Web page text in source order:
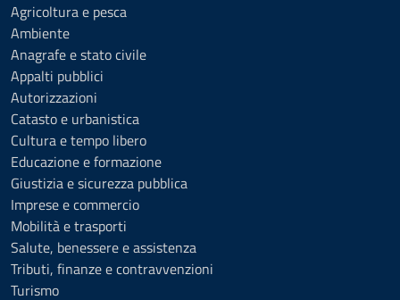
Agricoltura e pesca
Ambiente
Anagrafe e stato civile
Appalti pubblici
Autorizzazioni
Catasto e urbanistica
Cultura e tempo libero
Educazione e formazione
Giustizia e sicurezza pubblica
Imprese e commercio
Mobilità e trasporti
Salute, benessere e assistenza
Tributi, finanze e contravvenzioni
Turismo